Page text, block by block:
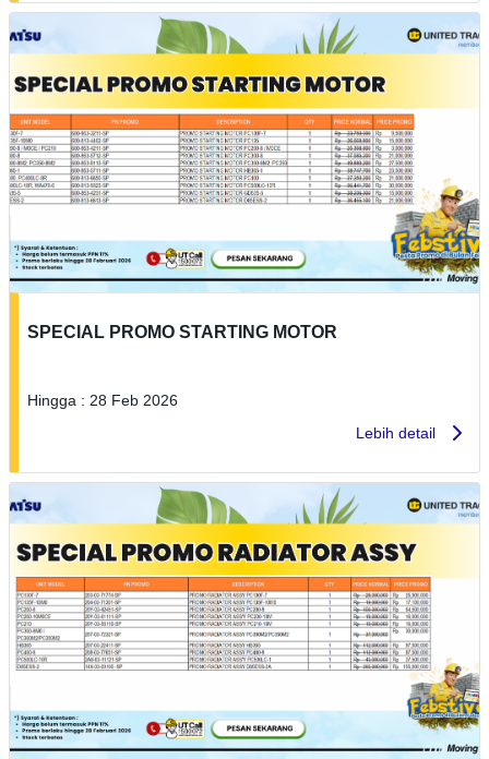
SPECIAL PROMO STARTING MOTOR
Hingga : 28 Feb 2026
Lebih detail